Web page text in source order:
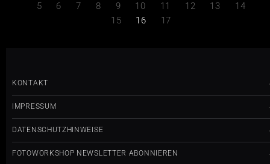
5 6 7 8 9 10 11 12 13
14
15
16 17
KONTAKT
IMPRESSUM
DATENSCHUTZHINWEISE
FOTOWORKSHOP NEWSLETTER ABONNIEREN